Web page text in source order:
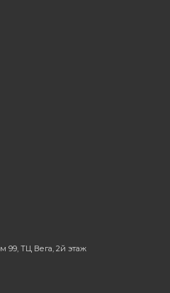
99, ТЦ Вега, 2й этаж